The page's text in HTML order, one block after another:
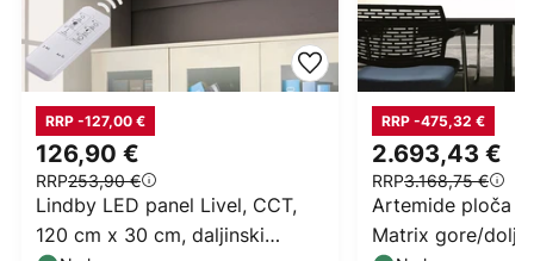
126,90 €
RRP253,90 €
RRP -127,00 €
Lindby LED panel Livel, CCT,
120 cm x 30 cm, daljinski
2.693,43 €
RRP3.168,75 €
RRP -475,32 €
Artemide ploča
Matrix gore/dolje